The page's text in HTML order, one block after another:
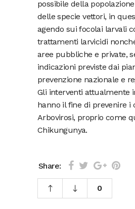
possibile della
delle specie vettori, in
agendo sui focolai larvali
trattamenti larvicidi
aree pubbliche e private,
indicazioni previste dai
prevenzione nazionale e
Gli interventi attualmente
hanno il fine di prevenire i
Arbovirosi, proprio come
Chikungunya.
Share:
0